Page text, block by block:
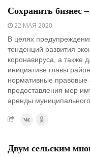
Сохранить бизнес
22 МАЯ 2020
В целях
тенденций развития
коронавируса, а также
инициативе главы
нормативные
предоставления мер
аренды
Двум сельским